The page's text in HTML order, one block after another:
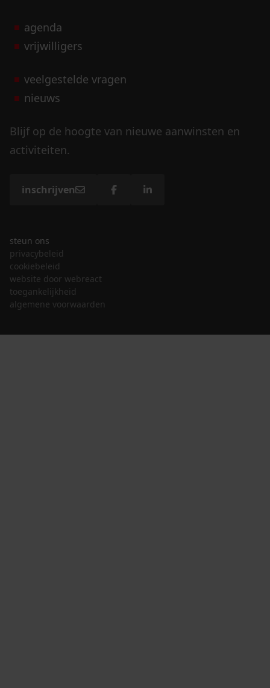
agenda
vrijwilligers
veelgestelde vragen
nieuws
Blijf op de hoogte van nieuwe aanwinsten en
activiteiten.
inschrijven
steun ons
privacybeleid
cookiebeleid
website door webreact
toegankelijkheid
algemene voorwaarden